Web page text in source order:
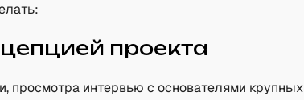
проекта
просмотра интервью с основателями крупных